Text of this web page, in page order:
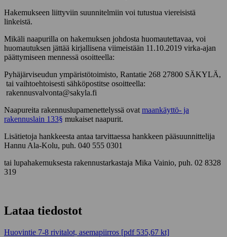
Hakemukseen liittyviin suunnitelmiin voi tutustua viereisistä
linkeistä.
Mikäli naapurilla on hakemuksen johdosta huomautettavaa, voi
huomautuksen jättää kirjallisena viimeistään 11.10.2019 virka-ajan
päättymiseen mennessä osoitteella:
Pyhäjärviseudun ympäristötoimisto, Rantatie 268 27800 SÄKYLÄ,
tai vaihtoehtoisesti sähköpostitse osoitteella:
rakennusvalvonta@sakyla.fi
Naapureita rakennuslupamenettelyssä ovat maankäyttö- ja
rakennuslain 133§ mukaiset naapurit.
Lisätietoja hankkeesta antaa tarvittaessa hankkeen pääsuunnittelija
Hannu Ala-Kolu, puh. 040 555 0301
tai lupahakemuksesta rakennustarkastaja Mika Vainio, puh. 02 8328
319
Lataa tiedostot
Huovintie 7-8 rivitalot, asemapiirros [pdf 535,67 kt]